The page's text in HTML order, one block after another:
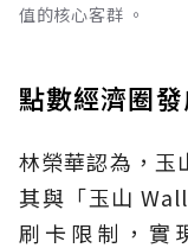
值的核心客群 。
點數經濟圈
林榮華認為，
其與「玉山
刷卡限制，實